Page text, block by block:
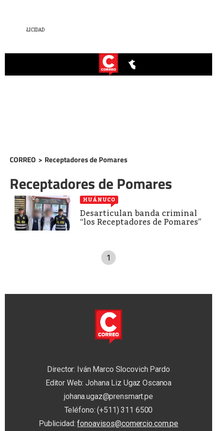
CORREO > Receptadores de Pomares
Receptadores de Pomares
HUÁNUCO
Desarticulan banda criminal
“los Receptadores de Pomares”
1
Director: Iván Marco Slocovich Pardo
Editor Web: Johana Liz Ugaz Oscanoa
johana.ugaz@prensmart.pe
Teléfono: (+511) 311 6500
Publicidad:fonoavisos@comercio.com.pe